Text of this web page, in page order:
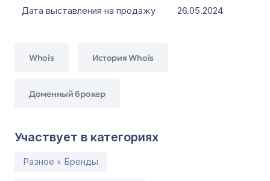
Дата выставления на продажу
26.05.2024
Whois История Whois
Доменный брокер
Участвует в категориях
Разное » Бренды